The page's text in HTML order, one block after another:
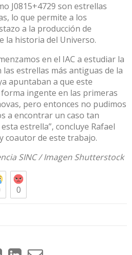
J0815+4729 son estrellas
lo que permite a los
a la producción de
la historia del Universo.
en el IAC a estudiar la
estrellas más antiguas de la
apuntaban a que este
ingente en las primeras
pero entonces no pudimos
a encontrar un caso tan
estrella”, concluye Rafael
coautor de este trabajo.
SINC/ Imagen Shutterstock
0